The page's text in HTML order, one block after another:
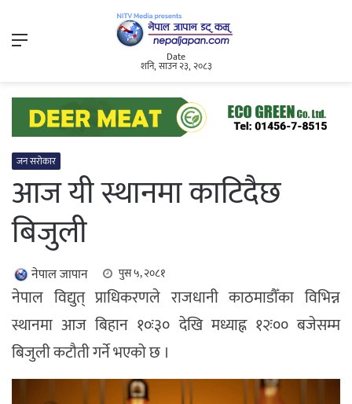
Menu
Date
शनि, साउन २३, २०८३
जन सरोकार
आज यी स्थानमा काटिदैछ
बिजुली
नेपाल जापान पुस ५, २०८१
नेपाल विद्युत् प्राधिकरणले राजधानी काठमाडौँका विभिन्न
स्थानमा आज बिहान १०ः३० देखि मध्याह्न १२ः०० बजेसम्म
बिजुली कटौती गर्ने भएको छ ।